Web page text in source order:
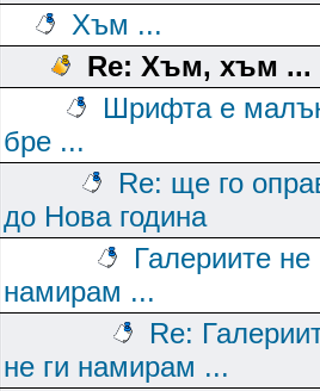
Хъм ...
Re: Хъм, хъм ...
Шрифта е
бре ...
Re: ще го
до Нова година
Галериите не
намирам ...
Re:
не ги намирам ...